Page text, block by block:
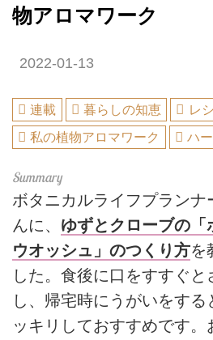
物アロマワーク
2022-01-13
連載 暮らしの知恵
レ
私の植物アロマワーク
ハ
ボタニカルライフプランナ
んに、 ゆずとクローブの「
ウオッシュ」のつくり方を
した。食後に口をすすぐと
し、帰宅時にうがいをする
ッキリしておすすめです。